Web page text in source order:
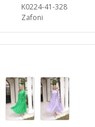
K0224-41-328
Zafoni